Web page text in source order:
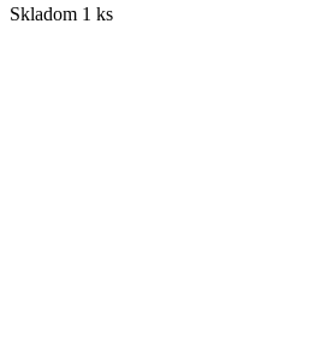
Skladom 1 ks